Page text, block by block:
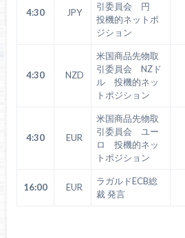
4:30 JPY
引委員会 円
投機的ネットポ
ジション
4:30 NZD
米国商品先物取
引委員会 NZド
ル 投機的ネッ
トポジション
4:30 EUR
米国商品先物取
引委員会 ユー
ロ 投機的ネッ
トポジション
16:00 EUR
ラガルドECB総
裁 発言